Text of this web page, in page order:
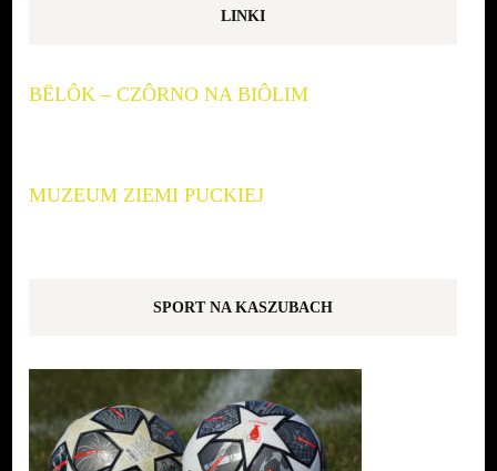
LINKI
BËLÔK – CZÔRNO NA BIÔŁIM
MUZEUM ZIEMI PUCKIEJ
SPORT NA KASZUBACH